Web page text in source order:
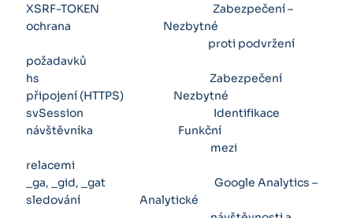
XSRF-TOKEN Zabezpečení –
ochrana Nezbytné
proti podvržení
požadavků
hs Zabezpečení
připojení (HTTPS) Nezbytné
svSession Identifikace
návštěvníka Funkční
mezi
relacemi
_ga, _gid, _gat Google Analytics –
sledování Analytické